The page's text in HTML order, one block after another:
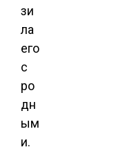
зи
ла
его
с
ро
дн
ым
и.